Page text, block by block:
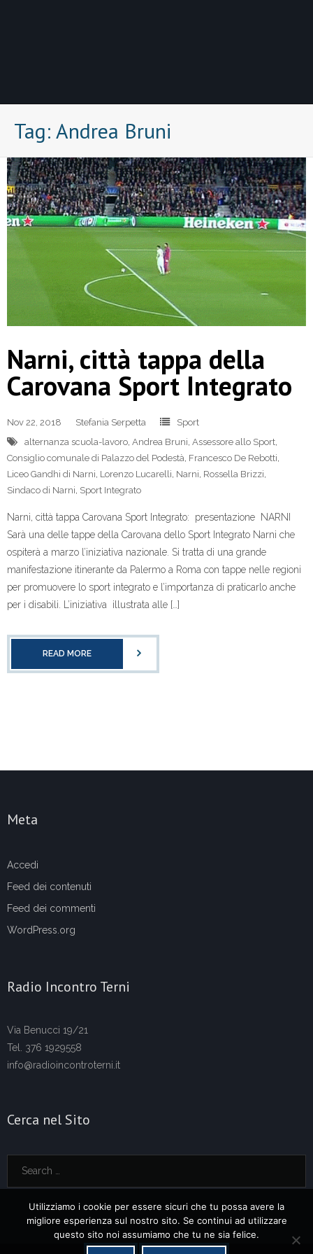
Tag: Andrea Bruni
Narni, città tappa della
Carovana Sport Integrato
Nov 22, 2018 Stefania Serpetta
Sport
alternanza scuola-lavoro Andrea Bruni Assessore allo Sport
Consiglio comunale di Palazzo del Podestà Francesco De Rebotti
Liceo Gandhi di Narni Lorenzo Lucarelli Narni Rossella Brizzi
Sindaco di Narni Sport Integrato
Narni, città tappa Carovana Sport Integrato: presentazione NARNI
Sarà una delle tappe della Carovana dello Sport Integrato Narni che
ospiterà a marzo l’iniziativa nazionale. Si tratta di una grande
manifestazione itinerante da Palermo a Roma con tappe nelle regioni
per promuovere lo sport integrato e l’importanza di praticarlo anche
per i disabili. L’iniziativa illustrata alle […]
READ MORE
Meta
Accedi
Feed dei contenuti
Feed dei commenti
WordPress.org
Radio Incontro Terni
Via Benucci 19/21
Tel. 376 1929558
info@radioincontroterni.it
Cerca nel Sito
Utilizziamo i cookie per essere sicuri che tu possa avere la
migliore esperienza sul nostro sito. Se continui ad utilizzare
questo sito noi assumiamo che tu ne sia felice.